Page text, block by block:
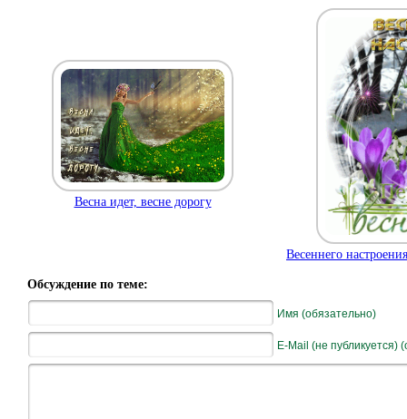
Весна идет, весне дорогу
Весеннего
Обсуждение по теме:
Имя (обязательно)
E-Mail (не публикуется)